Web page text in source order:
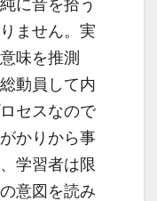
に音を拾う
ません。実
味を推測
動員して内
セスなので
かりから事
学習者は限
意図を読み